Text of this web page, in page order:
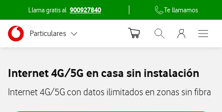
Llama gratis al 900927840 Te llamamos
Ir a la pagina principal de vodafone.es
Menu navegación Segmento
Particulares Abrir buscador.
Menu
Abre
Internet 4G/5G en casa sin instalación
Internet 4G/5G con datos ilimitados en zonas sin fibra